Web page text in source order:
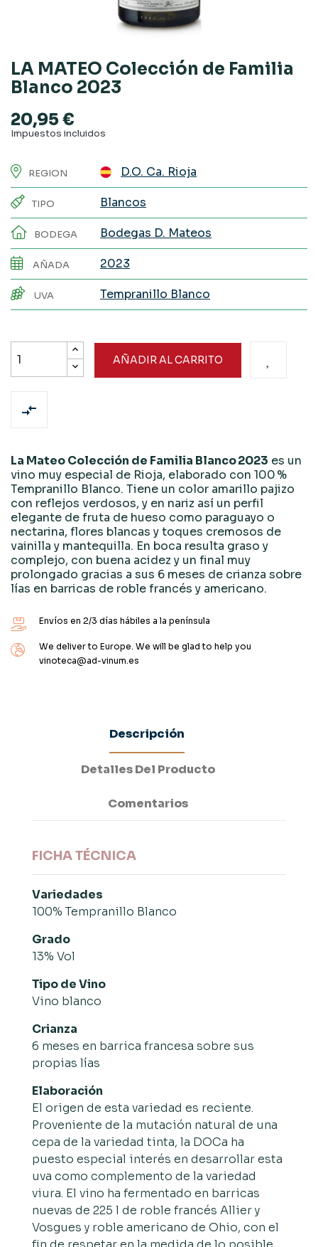
LA MATEO Colección de Familia
Blanco 2023
20,95 €
Impuestos incluidos
REGION D.O. Ca. Rioja
TIPO Blancos
BODEGA Bodegas D. Mateos
AÑADA 2023
UVA Tempranillo Blanco
AÑADIR AL CARRITO

La Mateo Colección de Familia Blanco 2023 es un
vino muy especial de Rioja, elaborado con 100 %
Tempranillo Blanco. Tiene un color amarillo pajizo
con reflejos verdosos, y en nariz así un perfil
elegante de fruta de hueso como paraguayo o
nectarina, flores blancas y toques cremosos de
vainilla y mantequilla. En boca resulta graso y
complejo, con buena acidez y un final muy
prolongado gracias a sus 6 meses de crianza sobre
lías en barricas de roble francés y americano.
Envíos en 2/3 días hábiles a la península
We deliver to Europe. We will be glad to help you
vinoteca@ad-vinum.es
Descripción
Detalles Del Producto
Comentarios
FICHA TÉCNICA
Variedades
100% Tempranillo Blanco
Grado
13% Vol
Tipo de Vino
Vino blanco
Crianza
6 meses en barrica francesa sobre sus
propias lías
Elaboración
El origen de esta variedad es reciente.
Proveniente de la mutación natural de una
cepa de la variedad tinta, la DOCa ha
puesto especial interés en desarrollar esta
uva como complemento de la variedad
viura. El vino ha fermentado en barricas
nuevas de 225 l de roble francés Allier y
Vosgues y roble americano de Ohio, con el